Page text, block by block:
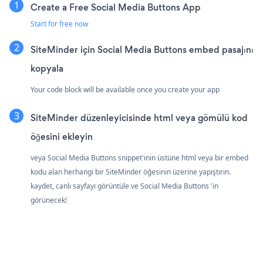
Create a Free Social Media Buttons App
Start for free now
SiteMinder için Social Media Buttons embed pasajını
kopyala
Your code block will be available once you create your app
SiteMinder düzenleyicisinde html veya gömülü kod
öğesini ekleyin
veya Social Media Buttons snippet'inin üstüne html veya bir embed
kodu alan herhangi bir SiteMinder öğesinin üzerine yapıştırın.
kaydet, canlı sayfayı görüntüle ve Social Media Buttons 'in
görünecek!